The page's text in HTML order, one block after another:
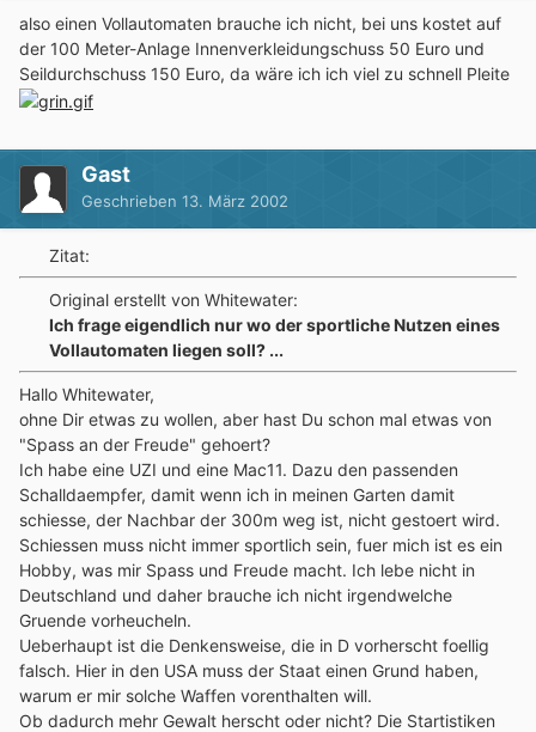
also einen Vollautomaten brauche ich nicht, bei uns kostet auf
der 100 Meter-Anlage Innenverkleidungschuss 50 Euro und
Seildurchschuss 150 Euro, da wäre ich ich viel zu schnell Pleite
Gast
Geschrieben 13. März 2002
Zitat:
Original erstellt von Whitewater:
Ich frage eigendlich nur wo der sportliche Nutzen eines
Vollautomaten liegen soll? ...
Hallo Whitewater,
ohne Dir etwas zu wollen, aber hast Du schon mal etwas von
"Spass an der Freude" gehoert?
Ich habe eine UZI und eine Mac11. Dazu den passenden
Schalldaempfer, damit wenn ich in meinen Garten damit
schiesse, der Nachbar der 300m weg ist, nicht gestoert wird.
Schiessen muss nicht immer sportlich sein, fuer mich ist es ein
Hobby, was mir Spass und Freude macht. Ich lebe nicht in
Deutschland und daher brauche ich nicht irgendwelche
Gruende vorheucheln.
Ueberhaupt ist die Denkensweise, die in D vorherscht foellig
falsch. Hier in den USA muss der Staat einen Grund haben,
warum er mir solche Waffen vorenthalten will.
Ob dadurch mehr Gewalt herscht oder nicht? Die Startistiken